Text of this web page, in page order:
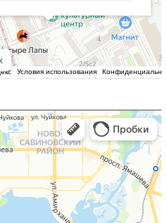
ближайшее метро Новокузнецкая —